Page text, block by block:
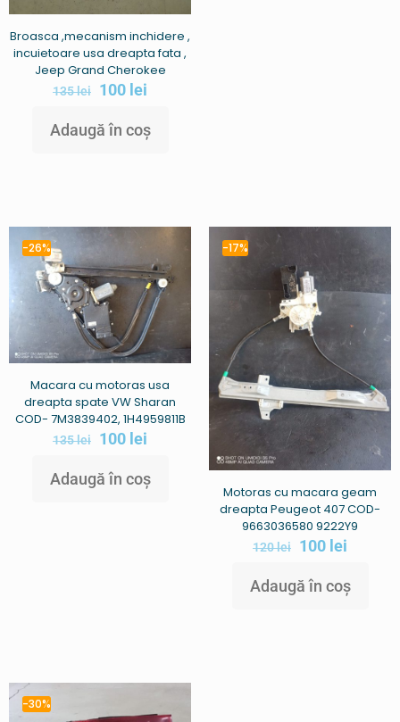
Broasca ,mecanism inchidere ,
incuietoare usa dreapta fata ,
Jeep Grand Cherokee
135lei 100 lei
Adaugă în coș
-26%
Macara cu motoras usa
dreapta spate VW Sharan
COD- 7M3839402, 1H4959811B
135lei 100 lei
Adaugă în coș
-17%
Motoras cu macara geam
dreapta Peugeot 407 COD-
9663036580 9222Y9
120lei 100 lei
Adaugă în coș
-30%